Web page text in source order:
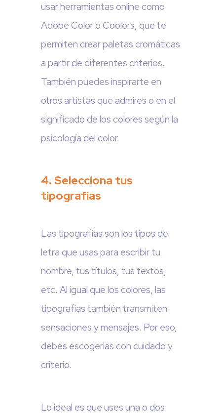
usar herramientas online como
Adobe Color o Coolors, que te
permiten crear paletas cromáticas
a partir de diferentes criterios.
También puedes inspirarte en
otros artistas que admires o en el
significado de los colores según la
psicología del color.
4. Selecciona tus
tipografías
Las tipografías son los tipos de
letra que usas para escribir tu
nombre, tus títulos, tus textos,
etc. Al igual que los colores, las
tipografías también transmiten
sensaciones y mensajes. Por eso,
debes escogerlas con cuidado y
criterio.
Lo ideal es que uses una o dos